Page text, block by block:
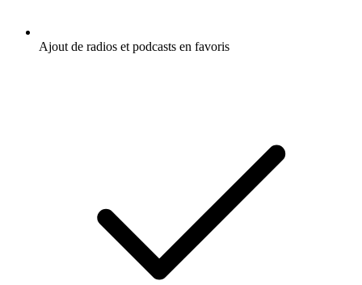
Ajout de radios et podcasts en favoris